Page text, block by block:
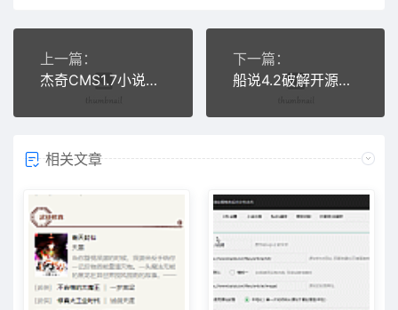
上一篇：
杰奇CMS1.7小说笔趣阁自适应模板
下一篇：
船说4.2破解开源完整版（简繁转移、长尾词插件、开源无加密
相关文章